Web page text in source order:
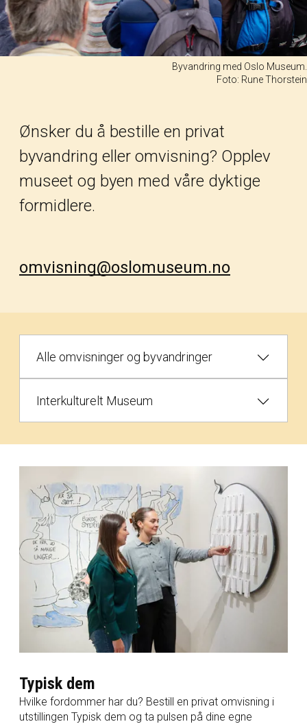
Byvandring med Oslo Museum.
Foto: Rune Thorstein
Ønsker du å bestille en privat
byvandring eller omvisning? Opplev
museet og byen med våre dyktige
formidlere.
omvisning@oslomuseum.no
Alle omvisninger og byvandringer
Interkulturelt Museum
Typisk dem
Hvilke fordommer har du? Bestill en privat omvisning i
utstillingen Typisk dem og ta pulsen på dine egne